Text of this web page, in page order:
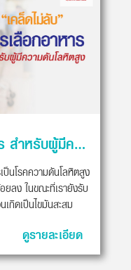
เคล็ดไม่ลับ การเลือกอาหาร สำหรับผู้มีความดันโลหิตสูง
นโรคความดันโลหิตสูง
ยลง ในขณะที่เรายังรับ
กิดเป็นไขมันสะสม
ดูรายละเอียด